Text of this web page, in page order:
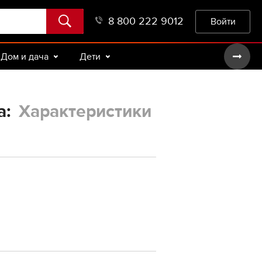
8 800 222 9012 Войти
Дом и дача Дети
Характеристики